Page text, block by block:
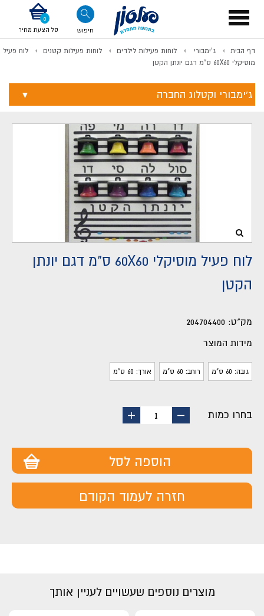
Toggle
navigation
חיפוש סל הצעת מחיר
דף הבית ג'ימבורי לוחות פעילות לילדים לוחות פעילות קטנים
לוח פעיל
מוסיקלי 60X60 ס"מ דגם יונתן הקטן
ג'ימבורי וקטלוג החברה
לוח פעיל מוסיקלי 60X60 ס"מ דגם יונתן
הקטן
מק"ט: 204704400
מידות המוצר
גובה: 60 ס"מ רוחב: 60 ס"מ אורך: 60 ס"מ
בחרו כמות
החסר
1
הוסף
הוספה לסל
חזרה לעמוד הקודם
מוצרים נוספים שעשויים לעניין אותך